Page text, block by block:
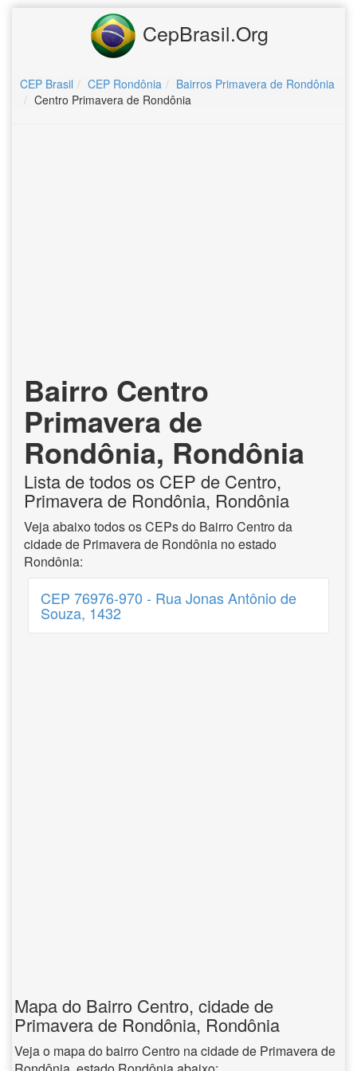
CepBrasil.Org
CEP Brasil CEP Rondônia
Bairros Primavera de Rondônia
Centro Primavera de Rondônia
Bairro Centro
Primavera de
Rondônia, Rondônia
Lista de todos os CEP de Centro,
Primavera de Rondônia, Rondônia
Veja abaixo todos os CEPs do Bairro Centro da
cidade de Primavera de Rondônia no estado
Rondônia:
CEP 76976-970 - Rua Jonas Antônio de
Souza, 1432
Mapa do Bairro Centro, cidade de
Primavera de Rondônia, Rondônia
Veja o mapa do bairro Centro na cidade de Primavera de